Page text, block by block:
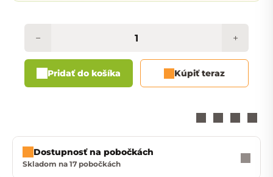
+
−
Pridať do košíka Kúpiť teraz
Zavrieť
Dostupnosť na pobočkách
Skladom na 17 pobočkách